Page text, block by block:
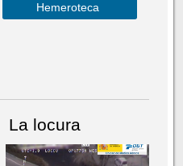
Hemeroteca
La locura